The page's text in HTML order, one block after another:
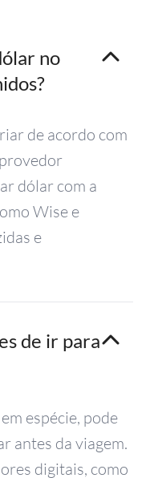
no
de acordo com
dólar com a
Wise e
e
de ir para
espécie, pode
antes da viagem.
digitais, como